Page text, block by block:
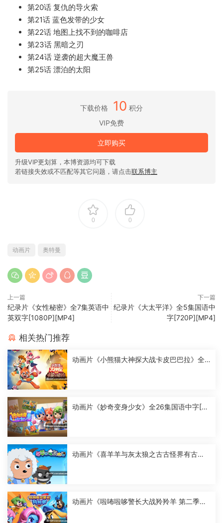
第20话 复仇的导火索
第21话 蓝色发带的少女
第22话 地图上找不到的咖啡店
第23话 黑暗之刃
第24话 逆袭的超大魔王兽
第25话 漂泊的太阳
下载价格 10 积分
VIP免费
立即购买
升级VIP更划算，本博资源均可下载
若链接失效或不匹配等其它问题，请点击联系博主
0 0
动画片 奥特曼
上一篇
纪录片《女性秘密》全7集英语中
英双字[1080P][MP4]
下一篇
纪录片《大太平洋》全5集国语中
字[720P][MP4]
相关热门推荐
动画片《小熊猫大神探大战卡皮巴巴拉》全2
动画片《妙奇变身少女》全26集国语中字[10
动画片《喜羊羊与灰太狼之古古怪界有古
动画片《啦咘啦哆警长大战羚羚羊 第二季》